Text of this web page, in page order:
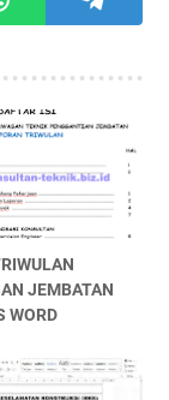
JEMBATAN
WORD